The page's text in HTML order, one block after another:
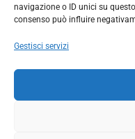
navigazione o ID unici su
consenso può influire
Gestisci servizi
Per
La Società ha inoltre adottato